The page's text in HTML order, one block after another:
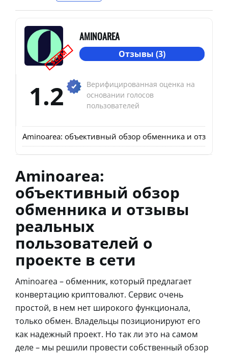
SCAM
AMINOAREA
Отзывы (3)
1.2
Верифицированная оценка на
основании голосов
пользователей
Aminoarea: объективный обзор обменника и отзывы
Aminoarea:
объективный обзор
обменника и отзывы
реальных
пользователей о
проекте в сети
Aminoarea – обменник, который предлагает
конвертацию криптовалют. Сервис очень
простой, в нем нет широкого функционала,
только обмен. Владельцы позиционируют его
как надежный проект. Но так ли это на самом
деле – мы решили провести собственный обзор